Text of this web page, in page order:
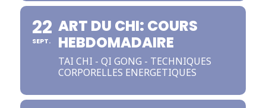
22
SEPT.
ART DU CHI: COURS
HEBDOMADAIRE
TAI CHI - QI GONG - TECHNIQUES
CORPORELLES ENERGETIQUES